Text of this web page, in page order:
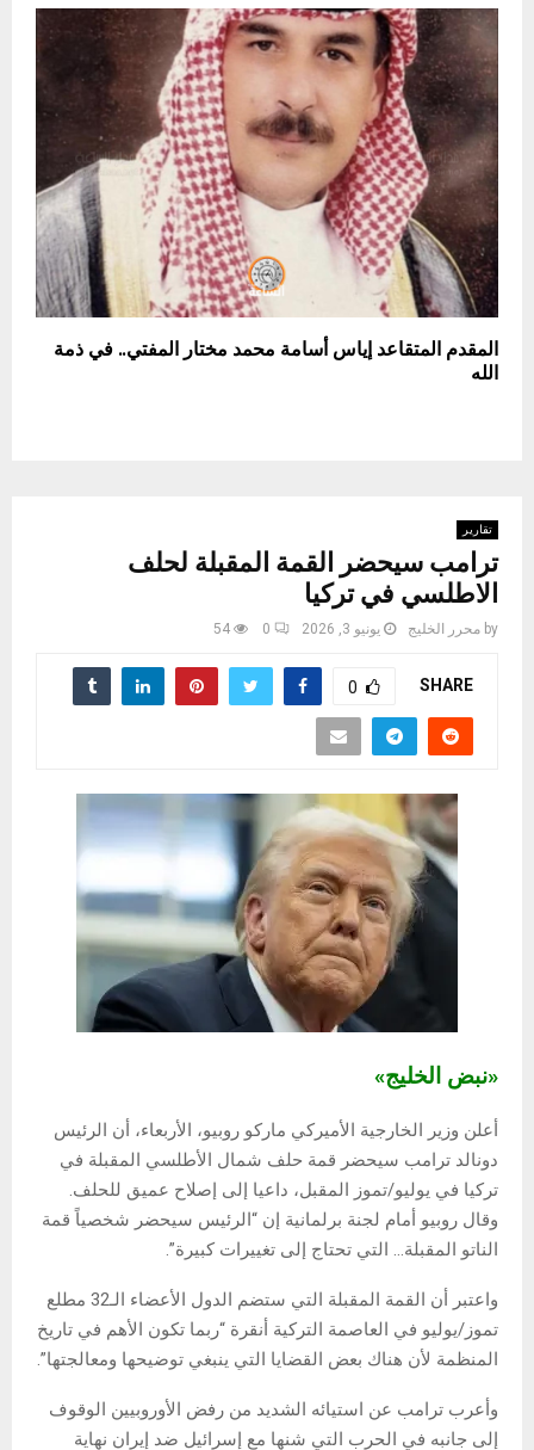
المقدم المتقاعد إياس أسامة محمد مختار المفتي.. في ذمة
الله
تقارير
ترامب سيحضر القمة المقبلة لحلف
الاطلسي في تركيا
by محرر الخليج يونيو 3, 2026 0
54
SHARE
0
«نبض الخليج»
أعلن وزير الخارجية الأميركي ماركو روبيو، الأربعاء، أن الرئيس
دونالد ترامب سيحضر قمة حلف شمال الأطلسي المقبلة في
تركيا في يوليو/تموز المقبل، داعيا إلى إصلاح عميق للحلف.
وقال روبيو أمام لجنة برلمانية إن “الرئيس سيحضر شخصياً قمة
الناتو المقبلة… التي تحتاج إلى تغييرات كبيرة”.
واعتبر أن القمة المقبلة التي ستضم الدول الأعضاء الـ32 مطلع
تموز/يوليو في العاصمة التركية أنقرة “ربما تكون الأهم في تاريخ
المنظمة لأن هناك بعض القضايا التي ينبغي توضيحها ومعالجتها”.
وأعرب ترامب عن استيائه الشديد من رفض الأوروبيين الوقوف
إلى جانبه في الحرب التي شنها مع إسرائيل ضد إيران نهاية